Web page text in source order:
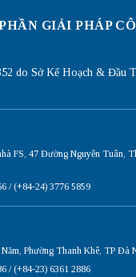
GIẢI PHÁP
do Sở Kế Hoạch & Đầu
FS, 47 Đường Nguyễn Tuân,
/ (+84-24) 3776 5859
Phường Thanh Khê, TP Đà
/ (+84-23) 6361 2886